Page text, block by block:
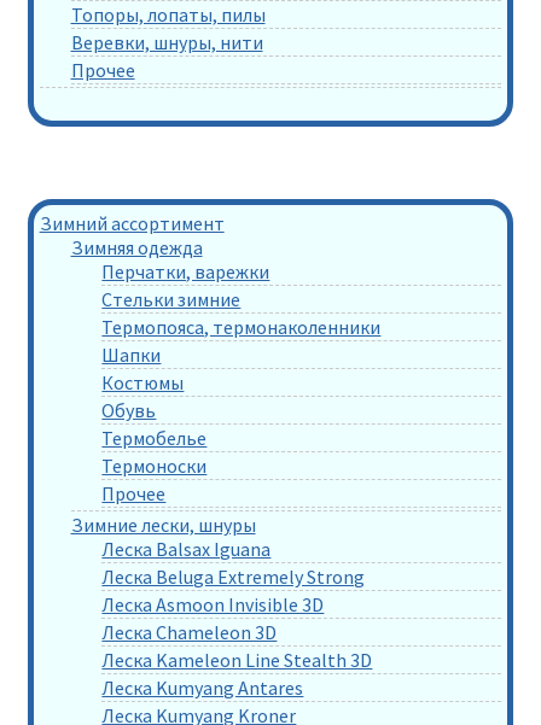
Топоры, лопаты, пилы
Веревки, шнуры, нити
Прочее
Зимний ассортимент
Зимняя одежда
Перчатки, варежки
Стельки зимние
Термопояса, термонаколенники
Шапки
Костюмы
Обувь
Термобелье
Термоноски
Прочее
Зимние лески, шнуры
Леска Balsax Iguana
Леска Beluga Extremely Strong
Леска Asmoon Invisible 3D
Леска Chameleon 3D
Леска Kameleon Line Stealth 3D
Леска Kumyang Antares
Леска Kumyang Kroner